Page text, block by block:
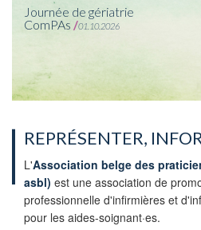
Journée de gériatrie
ComPAs /01.10.2026
REPRÉSENTER,
L'Association belge des
asbl) est une association de
professionnelle d'infirmières et
pour les aides-soignant·es.